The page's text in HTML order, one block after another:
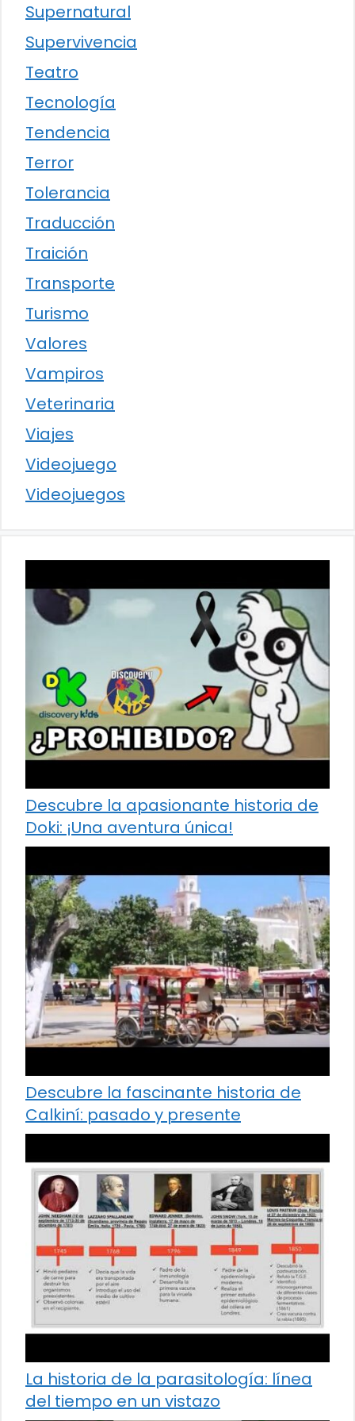
Supernatural
Supervivencia
Teatro
Tecnología
Tendencia
Terror
Tolerancia
Traducción
Traición
Transporte
Turismo
Valores
Vampiros
Veterinaria
Viajes
Videojuego
Videojuegos
Descubre la apasionante historia de
Doki: ¡Una aventura única!
Descubre la fascinante historia de
Calkiní: pasado y presente
La historia de la parasitología: línea
del tiempo en un vistazo